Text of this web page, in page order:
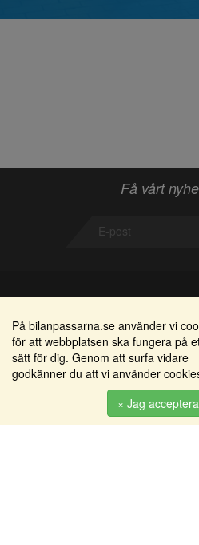
Få vårt
Bilanpassarna
Smedjegatan 22
352 46 Växjö
info@bilanpassarna.se
På bilanpassarna.se använder vi
för att webbplatsen ska fungera på
sätt för dig. Genom att surfa vidare
godkänner du att vi använder
× Jag